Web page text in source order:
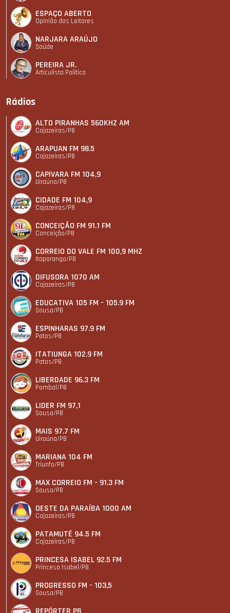
ESPAÇO ABERTO
Opinião dos Leitores
NARJARA ARAÚJO
Saúde
PEREIRA JR.
Articulista Polí­tico
Rádios
ALTO PIRANHAS 560KHZ AM
Cajazeiras/PB
ARAPUAN FM 98.5
Cajazeiras/PB
CAPIVARA FM 104,9
Uiraúna/PB
CIDADE FM 104,9
Cajazeiras/PB
CONCEIÇÃO FM 91.1 FM
Conceição/PB
CORREIO DO VALE FM 100,9 MHZ
Itaporanga/PB
DIFUSORA 1070 AM
Cajazeiras/PB
EDUCATIVA 105 FM - 105.9 FM
Sousa/PB
ESPINHARAS 97.9 FM
Patos/PB
ITATIUNGA 102.9 FM
Patos/PB
LIBERDADE 96.3 FM
Pombal/PB
LIDER FM 97,1
Sousa/PB
MAIS 97.7 FM
Uiraúna/PB
MARIANA 104 FM
Triunfo/PB
MAX CORREIO FM - 91.3 FM
Sousa/PB
OESTE DA PARAÍBA 1000 AM
Cajazeiras/PB
PATAMUTÉ 94.5 FM
Cajazeiras/PB
PRINCESA ISABEL 92.5 FM
Princesa Isabel/PB
PROGRESSO FM - 103,5
Sousa/PB